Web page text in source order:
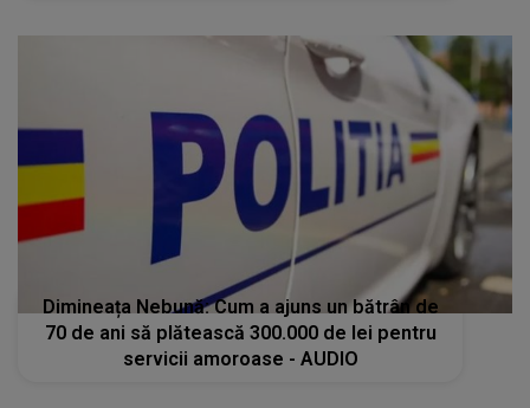
Dimineața Nebună: Cum a ajuns un bătrân de
70 de ani să plătească 300.000 de lei pentru
servicii amoroase - AUDIO